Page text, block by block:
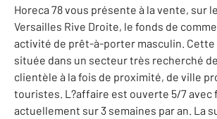
Horeca 78 vous présente à la vente, sur
Versailles Rive Droite, le fonds de
activité de prêt-à-porter masculin.
située dans un secteur très recherché
clientèle à la fois de proximité, de ville
touristes. L?affaire est ouverte 5/7 avec
actuellement sur 3 semaines par an. La